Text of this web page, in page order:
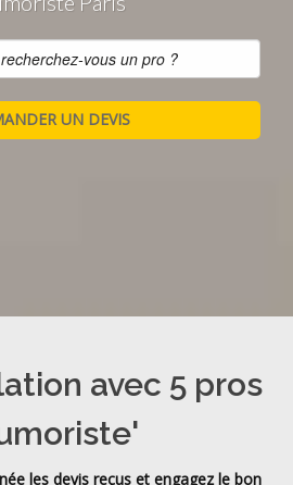
avec 5 pros
les devis reçus et engagez le bon